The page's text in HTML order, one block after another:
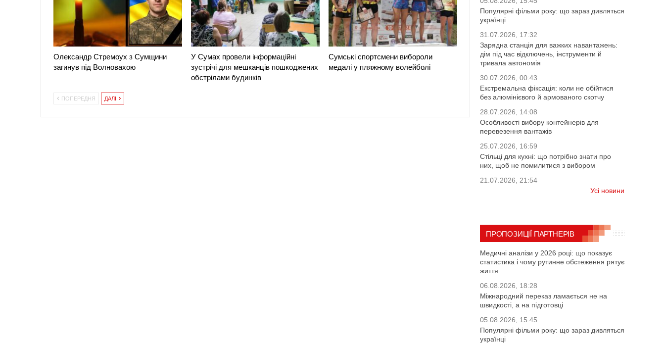
Олександр Стремоух з Сумщини
загинув під Волновахою
У Сумах провели інформаційні
зустрічі для мешканців пошкоджених
обстрілами будинків
Сумські спортсмени вибороли
медалі у пляжному волейболі
ПОПЕРЕДНЯ ДАЛІ
Популярні фільми року: що зараз дивляться
українці
31.07.2026, 17:32
Зарядна станція для важких навантажень:
дім під час відключень, інструменти й
тривала автономія
30.07.2026, 00:43
Екстремальна фіксація: коли не обійтися
без алюмінієвого й армованого скотчу
28.07.2026, 14:08
Особливості вибору контейнерів для
перевезення вантажів
25.07.2026, 16:59
Стільці для кухні: що потрібно знати про
них, щоб не помилитися з вибором
21.07.2026, 21:54
Усі новини
ПРОПОЗИЦІЇ ПАРТНЕРІВ
Медичні аналізи у 2026 році: що показує
статистика і чому рутинне обстеження рятує
життя
06.08.2026, 18:28
Міжнародний переказ ламається не на
швидкості, а на підготовці
05.08.2026, 15:45
Популярні фільми року: що зараз дивляться
українці